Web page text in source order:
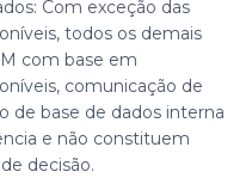
Com exceção das
todos os demais
com base em
comunicação de
de base de dados interna
e não constituem
decisão.